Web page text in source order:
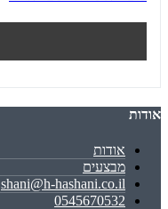
אודות
אודות
מבצעים
shani@h-hashani.co.il
0545670532